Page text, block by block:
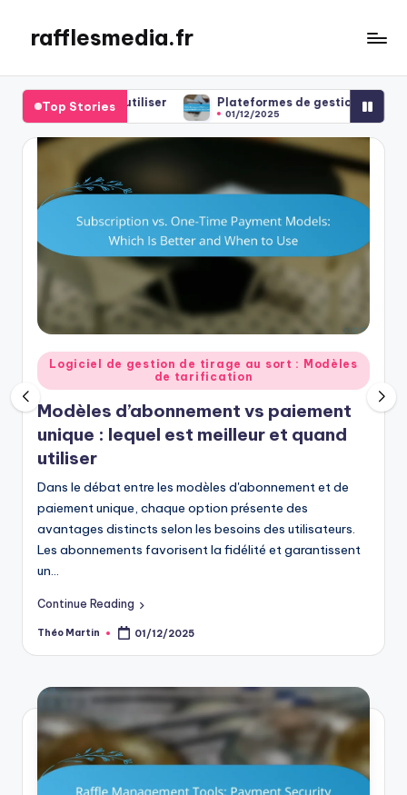
content
rafflesmedia.fr
Top Stories
et quand utiliser Plateformes de gestion de tirages
01/12/2025
Posted
in
Logiciel de gestion de tirage au sort : Modèles
de tarification
Modèles d’abonnement vs paiement
unique : lequel est meilleur et quand
utiliser
Dans le débat entre les modèles d'abonnement et de
paiement unique, chaque option présente des
avantages distincts selon les besoins des utilisateurs.
Les abonnements favorisent la fidélité et garantissent
un…
Continue Reading
Posted
Théo Martin 01/12/2025